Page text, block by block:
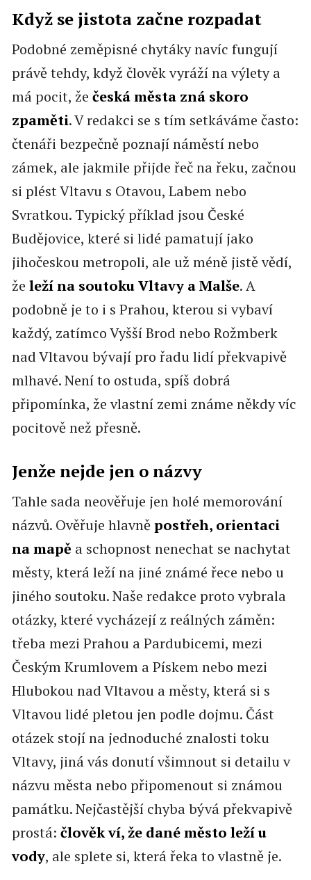
Když se jistota začne rozpadat
Podobné zeměpisné chytáky navíc fungují
právě tehdy, když člověk vyráží na výlety a
má pocit, že česká města zná skoro
zpaměti. V redakci se s tím setkáváme často:
čtenáři bezpečně poznají náměstí nebo
zámek, ale jakmile přijde řeč na řeku, začnou
si plést Vltavu s Otavou, Labem nebo
Svratkou. Typický příklad jsou České
Budějovice, které si lidé pamatují jako
jihočeskou metropoli, ale už méně jistě vědí,
že leží na soutoku Vltavy a Malše. A
podobně je to i s Prahou, kterou si vybaví
každý, zatímco Vyšší Brod nebo Rožmberk
nad Vltavou bývají pro řadu lidí překvapivě
mlhavé. Není to ostuda, spíš dobrá
připomínka, že vlastní zemi známe někdy víc
pocitově než přesně.
Jenže nejde jen o názvy
Tahle sada neověřuje jen holé memorování
názvů. Ověřuje hlavně postřeh, orientaci
na mapě a schopnost nenechat se nachytat
městy, která leží na jiné známé řece nebo u
jiného soutoku. Naše redakce proto vybrala
otázky, které vycházejí z reálných záměn:
třeba mezi Prahou a Pardubicemi, mezi
Českým Krumlovem a Pískem nebo mezi
Hlubokou nad Vltavou a městy, která si s
Vltavou lidé pletou jen podle dojmu. Část
otázek stojí na jednoduché znalosti toku
Vltavy, jiná vás donutí všimnout si detailu v
názvu města nebo připomenout si známou
památku. Nejčastější chyba bývá překvapivě
prostá: člověk ví, že dané město leží u
vody, ale splete si, která řeka to vlastně je.